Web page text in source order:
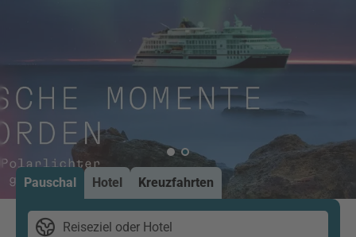
Pauschal Hotel Kreuzfahrten
Reiseziel oder Hotel